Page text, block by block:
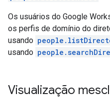
Os usuários do Google
os perfis de domínio do
usando
usando
Visualização